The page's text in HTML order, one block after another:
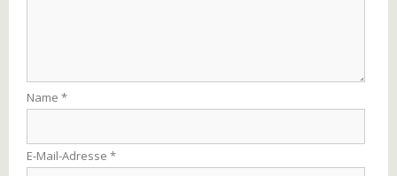
Name *
E-Mail-Adresse *